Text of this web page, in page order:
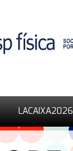
LACAIXA2026